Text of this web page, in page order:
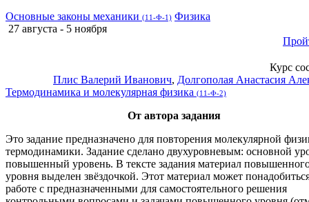
Основные законы механики (11-Ф-1) Физика
27 августа - 5 ноября
Курс
Плис Валерий Иванович, Долгополая Анастасия
Термодинамика и молекулярная физика (11-Ф-2)
От автора задания
Это задание предназначено для повторения молекулярной
термодинамики. Задание сделано двухуровневым: основной
повышенный уровень. В тексте задания материал
уровня выделен звёздочкой. Этот материал может
работе с предназначенными для самостоятельного решения